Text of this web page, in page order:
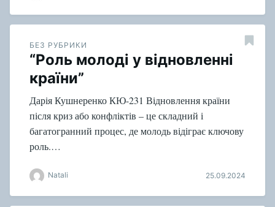
БЕЗ РУБРИКИ
“Роль молоді у відновленні
країни”
Дарія Кушнеренко КЮ-231 Відновлення країни
після криз або конфліктів – це складний і
багатогранний процес, де молодь відіграє ключову
роль.…
Natali 25.09.2024